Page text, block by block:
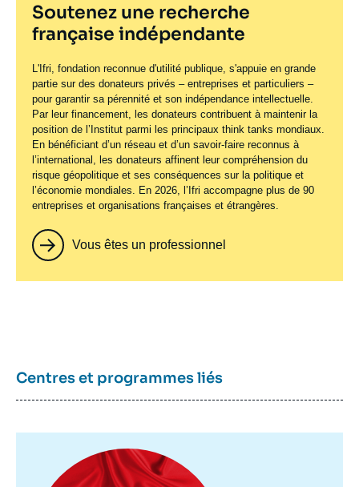
Soutenez une recherche
française indépendante
L'Ifri, fondation reconnue d'utilité publique, s'appuie en grande
partie sur des donateurs privés – entreprises et particuliers –
pour garantir sa pérennité et son indépendance intellectuelle.
Par leur financement, les donateurs contribuent à maintenir la
position de l’Institut parmi les principaux think tanks mondiaux.
En bénéficiant d’un réseau et d’un savoir-faire reconnus à
l’international, les donateurs affinent leur compréhension du
risque géopolitique et ses conséquences sur la politique et
l’économie mondiales. En 2026, l’Ifri accompagne plus de 90
entreprises et organisations françaises et étrangères.
Vous êtes un professionnel
Centres et programmes liés
principale